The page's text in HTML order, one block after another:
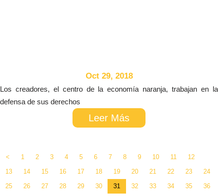
Oct 29, 2018
Los creadores, el centro de la economía naranja, trabajan en la
defensa de sus derechos
Leer Más
< 1 2 3 4 5 6 7 8 9 10 11
12
13
14 15 16 17 18 19 20 21 22 23
24
25
26 27 28 29 30 31 32 33 34 35
36